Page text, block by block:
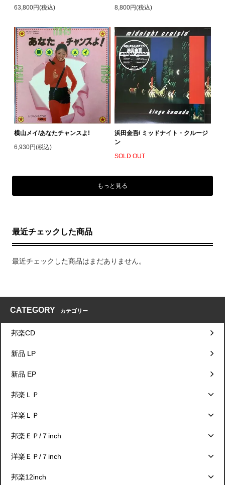
63,800円(税込) 8,800円(税込)
横山メイ/あなたチャンスよ!
6,930円(税込)
浜田金吾/ ミッドナイト・クルージ
ン
SOLD OUT
もっと見る
最近チェックした商品
最近チェックした商品はまだありません。
CATEGORY カテゴリー
邦楽CD
新品 LP
新品 EP
邦楽ＬＰ
洋楽ＬＰ
邦楽ＥＰ/７inch
洋楽ＥＰ/７inch
邦楽12inch